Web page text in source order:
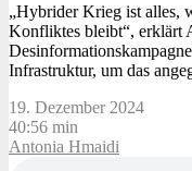
„Hybrider Krieg ist alles,
Konfliktes bleibt“, erklärt
Infrastruktur, um das
19. Dezember 2024
40:56 min
Antonia Hmaidi